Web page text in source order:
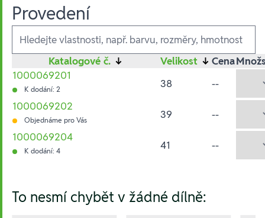
Provedení
Ausführungen
Katalogové č. ↓ Velikost ↓ Cena
1000069201
K dodání: 2 38
--
1000069202
Objednáme pro Vás 39
--
1000069204
K dodání: 4 41
--
To nesmí chybět v žádné dílně: